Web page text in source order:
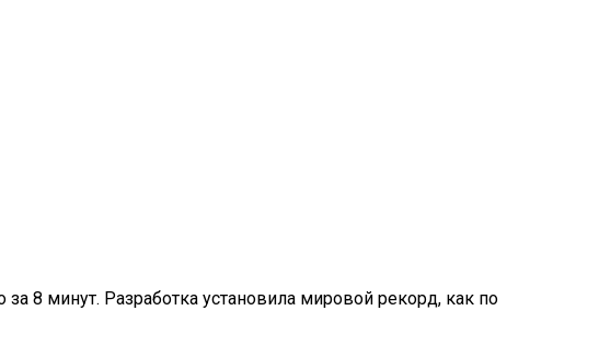
Для Питья
за 8 минут. Разработка установила мировой рекорд, как по